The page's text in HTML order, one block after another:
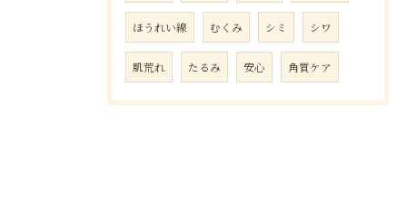
ほうれい線 むくみ シミ シワ
肌荒れ たるみ 安心 角質ケア